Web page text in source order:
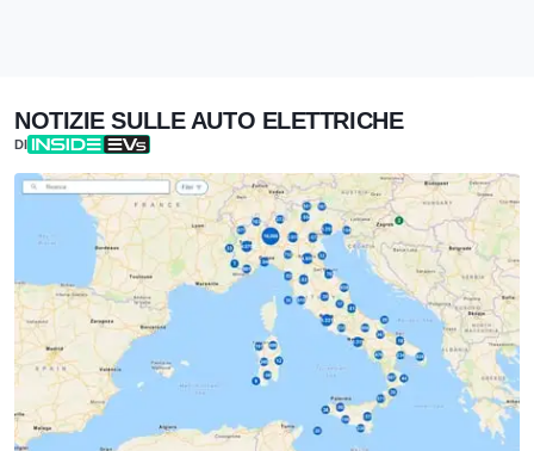
NOTIZIE SULLE AUTO ELETTRICHE
DI